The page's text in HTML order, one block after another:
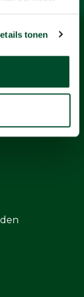
tonen